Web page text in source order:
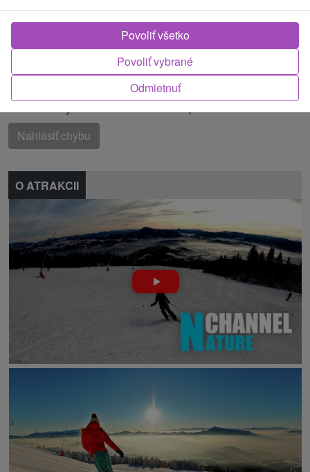
© OpenStreetMap
Orava, Malá Fatra, Severné Slovensko, Žilinský kraj,
Chočské vrchy, Kubínska Hoľa, Oravská Magura
Nahlásiť chybu
O ATRAKCII
Odmietnuť
Povoliť vybrané
Povoliť všetko